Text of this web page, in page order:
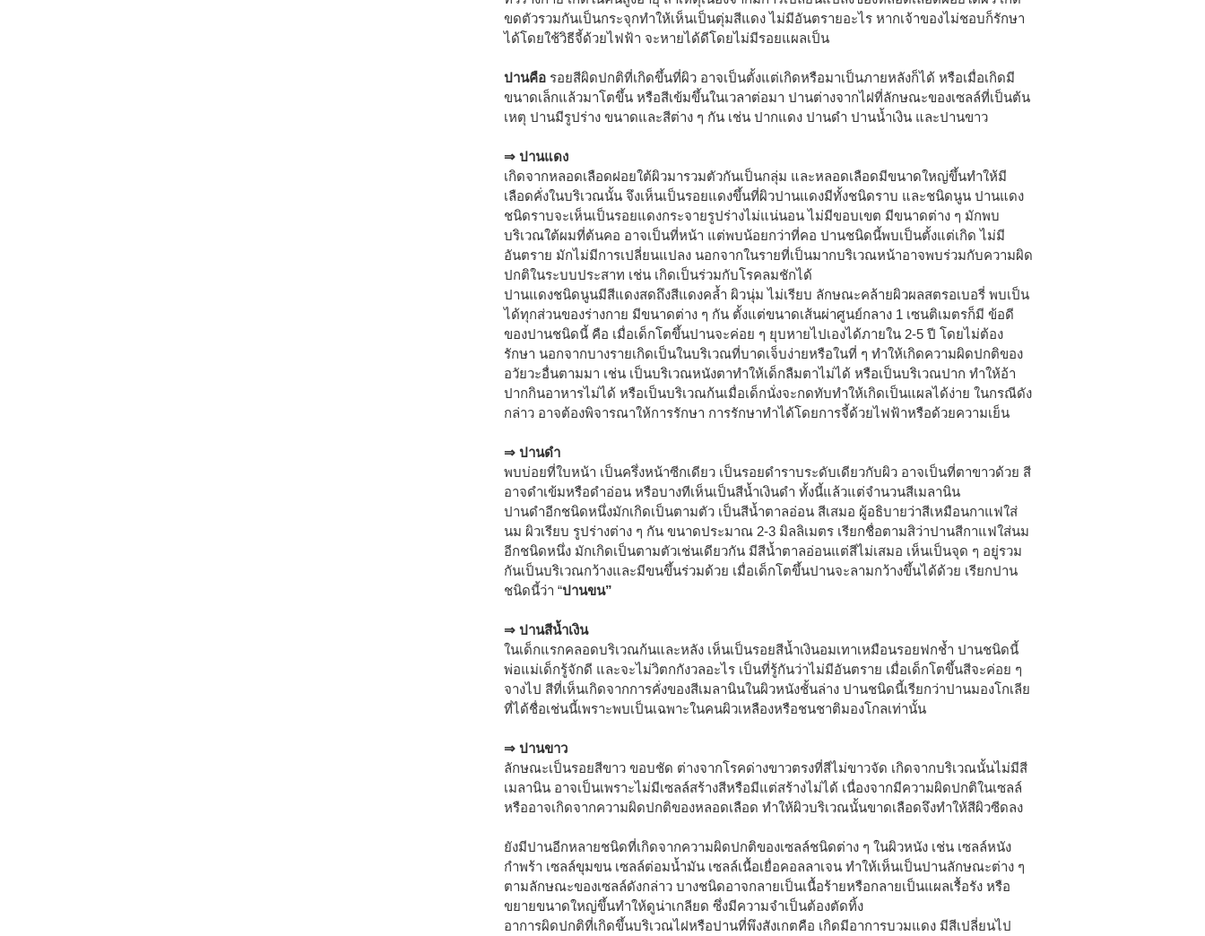
ขดตัวรวมกันเป็นกระจุกทำให้เห็นเป็นตุ่มสีแดง ไม่มีอันตรายอะไร หากเจ้าของไม่ชอบก็รักษา
ได้โดยใช้วิธีจี้ด้วยไฟฟ้า จะหายได้ดีโดยไม่มีรอยแผลเป็น
ปานคือ รอยสีผิดปกติที่เกิดขึ้นที่ผิว อาจเป็นตั้งแต่เกิดหรือมาเป็นภายหลังก็ได้ หรือเมื่อเกิดมี
ขนาดเล็กแล้วมาโตขึ้น หรือสีเข้มขึ้นในเวลาต่อมา ปานต่างจากไฝที่ลักษณะของเซลล์ที่เป็นต้น
เหตุ ปานมีรูปร่าง ขนาดและสีต่าง ๆ กัน เช่น ปากแดง ปานดำ ปานน้ำเงิน และปานขาว
⇒ ปานแดง
เกิดจากหลอดเลือดฝอยใต้ผิวมารวมตัวกันเป็นกลุ่ม และหลอดเลือดมีขนาดใหญ่ขึ้นทำให้มี
เลือดคั่งในบริเวณนั้น จึงเห็นเป็นรอยแดงขึ้นที่ผิวปานแดงมีทั้งชนิดราบ และชนิดนูน ปานแดง
ชนิดราบจะเห็นเป็นรอยแดงกระจายรูปร่างไม่แน่นอน ไม่มีขอบเขต มีขนาดต่าง ๆ มักพบ
บริเวณใต้ผมที่ต้นคอ อาจเป็นที่หน้า แต่พบน้อยกว่าที่คอ ปานชนิดนี้พบเป็นตั้งแต่เกิด ไม่มี
อันตราย มักไม่มีการเปลี่ยนแปลง นอกจากในรายที่เป็นมากบริเวณหน้าอาจพบร่วมกับความผิด
ปกติในระบบประสาท เช่น เกิดเป็นร่วมกับโรคลมชักได้
ปานแดงชนิดนูนมีสีแดงสดถึงสีแดงคล้ำ ผิวนุ่ม ไม่เรียบ ลักษณะคล้ายผิวผลสตรอเบอรี่ พบเป็น
ได้ทุกส่วนของร่างกาย มีขนาดต่าง ๆ กัน ตั้งแต่ขนาดเส้นผ่าศูนย์กลาง 1 เซนติเมตรก็มี ข้อดี
ของปานชนิดนี้ คือ เมื่อเด็กโตขึ้นปานจะค่อย ๆ ยุบหายไปเองได้ภายใน 2-5 ปี โดยไม่ต้อง
รักษา นอกจากบางรายเกิดเป็นในบริเวณที่บาดเจ็บง่ายหรือในที่ ๆ ทำให้เกิดความผิดปกติของ
อวัยวะอื่นตามมา เช่น เป็นบริเวณหนังตาทำให้เด็กลืมตาไม่ได้ หรือเป็นบริเวณปาก ทำให้อ้า
ปากกินอาหารไม่ได้ หรือเป็นบริเวณก้นเมื่อเด็กนั่งจะกดทับทำให้เกิดเป็นแผลได้ง่าย ในกรณีดัง
กล่าว อาจต้องพิจารณาให้การรักษา การรักษาทำได้โดยการจี้ด้วยไฟฟ้าหรือด้วยความเย็น
⇒ ปานดำ
พบบ่อยที่ใบหน้า เป็นครึ่งหน้าซีกเดียว เป็นรอยดำราบระดับเดียวกับผิว อาจเป็นที่ตาขาวด้วย สี
อาจดำเข้มหรือดำอ่อน หรือบางทีเห็นเป็นสีน้ำเงินดำ ทั้งนี้แล้วแต่จำนวนสีเมลานิน
ปานดำอีกชนิดหนึ่งมักเกิดเป็นตามตัว เป็นสีน้ำตาลอ่อน สีเสมอ ผู้อธิบายว่าสีเหมือนกาแฟใส่
นม ผิวเรียบ รูปร่างต่าง ๆ กัน ขนาดประมาณ 2-3 มิลลิเมตร เรียกชื่อตามสิว่าปานสีกาแฟใส่นม
อีกชนิดหนึ่ง มักเกิดเป็นตามตัวเช่นเดียวกัน มีสีน้ำตาลอ่อนแต่สีไม่เสมอ เห็นเป็นจุด ๆ อยู่รวม
กันเป็นบริเวณกว้างและมีขนขึ้นร่วมด้วย เมื่อเด็กโตขึ้นปานจะลามกว้างขึ้นได้ด้วย เรียกปาน
ชนิดนี้ว่า “ปานขน”
⇒ ปานสีน้ำเงิน
ในเด็กแรกคลอดบริเวณก้นและหลัง เห็นเป็นรอยสีน้ำเงินอมเทาเหมือนรอยฟกช้ำ ปานชนิดนี้
พ่อแม่เด็กรู้จักดี และจะไม่วิตกกังวลอะไร เป็นที่รู้กันว่าไม่มีอันตราย เมื่อเด็กโตขึ้นสีจะค่อย ๆ
จางไป สีที่เห็นเกิดจากการคั่งของสีเมลานินในผิวหนังชั้นล่าง ปานชนิดนี้เรียกว่าปานมองโกเลีย
ที่ได้ชื่อเช่นนี้เพราะพบเป็นเฉพาะในคนผิวเหลืองหรือชนชาติมองโกลเท่านั้น
⇒ ปานขาว
ลักษณะเป็นรอยสีขาว ขอบชัด ต่างจากโรคด่างขาวตรงที่สีไม่ขาวจัด เกิดจากบริเวณนั้นไม่มีสี
เมลานิน อาจเป็นเพราะไม่มีเซลล์สร้างสีหรือมีแต่สร้างไม่ได้ เนื่องจากมีความผิดปกติในเซลล์
หรืออาจเกิดจากความผิดปกติของหลอดเลือด ทำให้ผิวบริเวณนั้นขาดเลือดจึงทำให้สีผิวซีดลง
ยังมีปานอีกหลายชนิดที่เกิดจากความผิดปกติของเซลล์ชนิดต่าง ๆ ในผิวหนัง เช่น เซลล์หนัง
กำพร้า เซลล์ขุมขน เซลล์ต่อมน้ำมัน เซลล์เนื้อเยื่อคอลลาเจน ทำให้เห็นเป็นปานลักษณะต่าง ๆ
ตามลักษณะของเซลล์ดังกล่าว บางชนิดอาจกลายเป็นเนื้อร้ายหรือกลายเป็นแผลเรื้อรัง หรือ
ขยายขนาดใหญ่ขึ้นทำให้ดูน่าเกลียด ซึ่งมีความจำเป็นต้องตัดทิ้ง
อาการผิดปกติที่เกิดขึ้นบริเวณไฝหรือปานที่พึงสังเกตคือ เกิดมีอาการบวมแดง มีสีเปลี่ยนไป